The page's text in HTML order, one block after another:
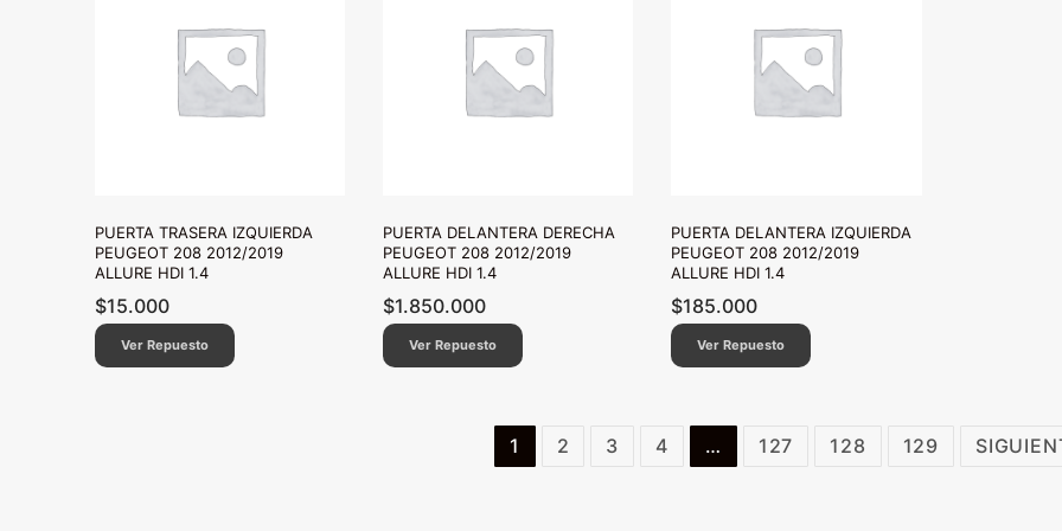
PUERTA TRASERA IZQUIERDA
PEUGEOT 208 2012/2019
ALLURE HDI 1.4
$15.000
Ver Repuesto
PUERTA DELANTERA DERECHA
PEUGEOT 208 2012/2019
ALLURE HDI 1.4
$1.850.000
Ver Repuesto
PUERTA DELANTERA IZQUIERDA
PEUGEOT 208 2012/2019
ALLURE HDI 1.4
$185.000
Ver Repuesto
1 2 3 4 … 127 128 129